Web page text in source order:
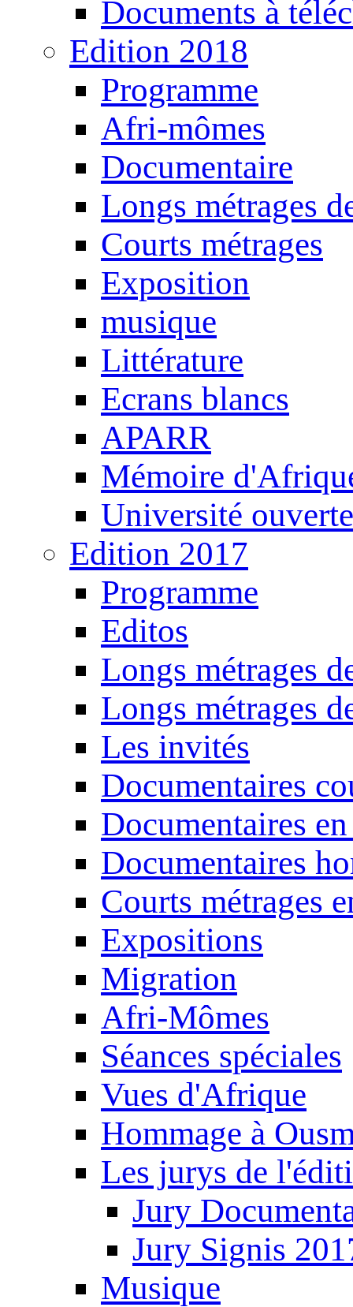
Documents à
Edition 2018
Programme
Afri-mômes
Documentaire
Longs métrages
Courts métrages
Exposition
musique
Littérature
Ecrans blancs
APARR
Mémoire
Université ouverte
Edition 2017
Programme
Editos
Longs métrages
Longs métrages
Les invités
Documentaires
Documentaires
Documentaires
Courts métrages
Expositions
Migration
Afri-Mômes
Séances spéciales
Vues d'Afrique
Hommage à
Les jurys de
Jury
Jury Signis
Musique